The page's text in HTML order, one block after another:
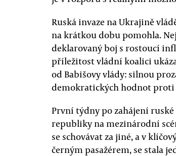
Ruská invaze na Ukrajině
na krátkou dobu pomohla.
deklarovaný boj s rostoucí
příležitost vládní koalici
od Babišovy vlády: silnou
demokratických hodnot
První týdny po zahájení
republiky na mezinárodní
se schovávat za jiné, a v
černým pasažérem, se stala